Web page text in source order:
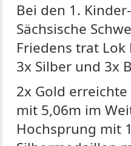
Bei den 1.
Sächsische
Friedens trat
3x Silber und 3x
2x Gold
mit 5,06m im
Hochsprung mit